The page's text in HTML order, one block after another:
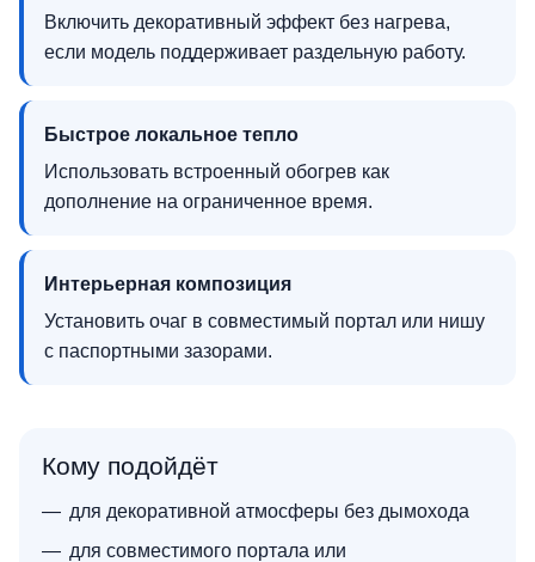
Включить декоративный эффект без нагрева,
если модель поддерживает раздельную работу.
Быстрое локальное тепло
Использовать встроенный обогрев как
дополнение на ограниченное время.
Интерьерная композиция
Установить очаг в совместимый портал или нишу
с паспортными зазорами.
Кому подойдёт
для декоративной атмосферы без дымохода
для совместимого портала или